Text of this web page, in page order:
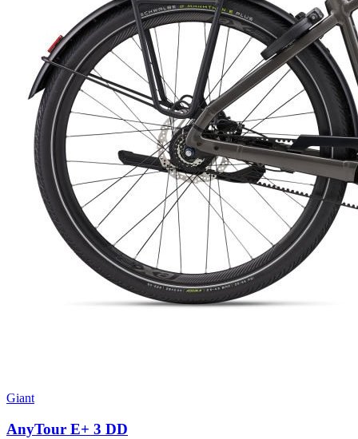
Giant
AnyTour E+ 3 DD